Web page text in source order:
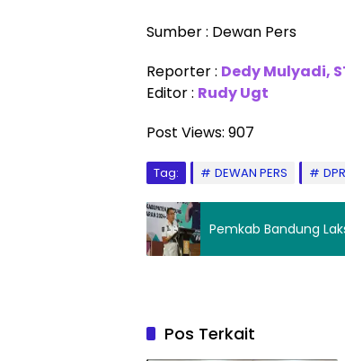
Sumber : Dewan Pers
Reporter : Dedy Mulyadi,
Editor : Rudy Ugt
Post Views: 907
Tag: DEWAN PERS
Pemkab Bandung
Pos Terkait